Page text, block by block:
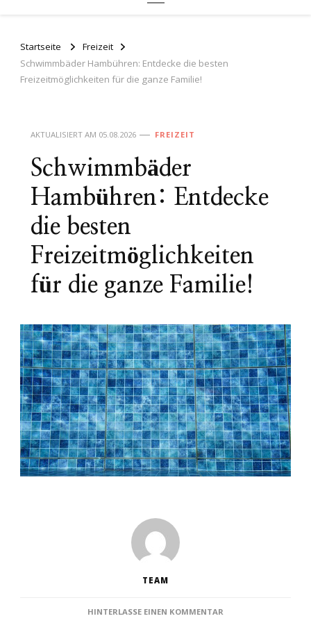
Startseite
Freizeit
Schwimmbäder Hambühren: Entdecke die besten
Freizeitmöglichkeiten für die ganze Familie!
AKTUALISIERT AM 05.08.2026 FREIZEIT
Schwimmbäder
Hambühren: Entdecke
die besten
Freizeitmöglichkeiten
für die ganze Familie!
TEAM
HINTERLASSE EINEN KOMMENTAR